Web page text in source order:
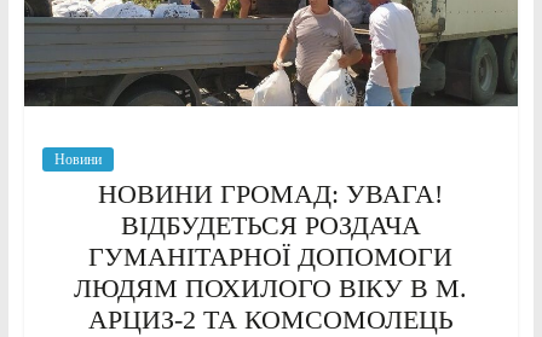
Новини
НОВИНИ ГРОМАД: УВАГА!
ВІДБУДЕТЬСЯ РОЗДАЧА
ГУМАНІТАРНОЇ ДОПОМОГИ
ЛЮДЯМ ПОХИЛОГО ВІКУ В М.
АРЦИЗ-2 ТА КОМСОМОЛЕЦЬ